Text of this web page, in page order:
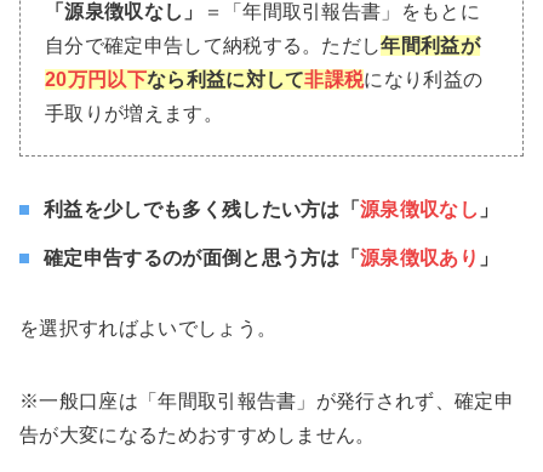
「源泉徴収なし」
＝「年間取引報告書」をもとに
自分で確定申告して納税する。ただし年間利益が
20万円以下なら利益に対して非課税になり利益の
手取りが増えます。
利益を少しでも多く残したい方は「源泉徴収なし 」
確定申告するのが面倒と思う方は「源泉徴収あり 」
を選択すればよいでしょう。
※一般口座は「年間取引報告書」が発行されず、確定申
告が大変になるためおすすめしません。